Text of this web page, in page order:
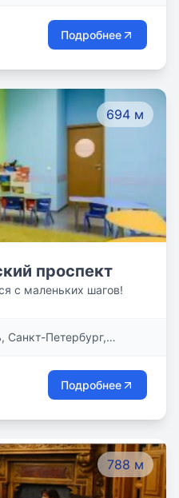
Подробнее
694 м
проспект
с маленьких шагов!
Санкт-Петербург,
Подробнее
788 м